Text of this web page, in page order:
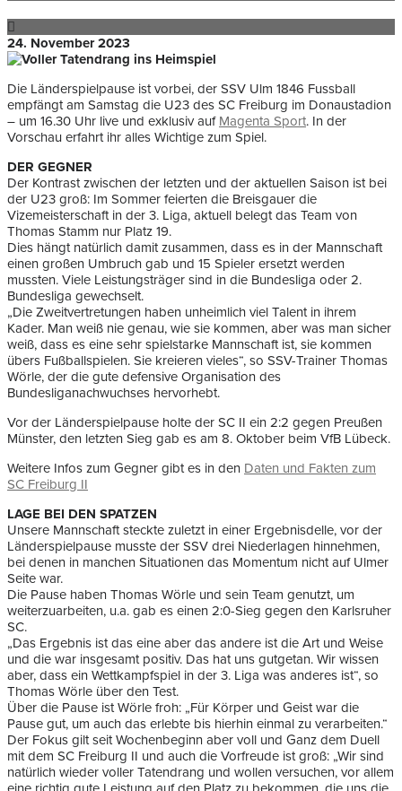
24. November 2023
Die Länderspielpause ist vorbei, der SSV Ulm 1846 Fussball
empfängt am Samstag die U23 des SC Freiburg im Donaustadion
– um 16.30 Uhr live und exklusiv auf Magenta Sport. In der
Vorschau erfahrt ihr alles Wichtige zum Spiel.
DER GEGNER
Der Kontrast zwischen der letzten und der aktuellen Saison ist bei
der U23 groß: Im Sommer feierten die Breisgauer die
Vizemeisterschaft in der 3. Liga, aktuell belegt das Team von
Thomas Stamm nur Platz 19.
Dies hängt natürlich damit zusammen, dass es in der Mannschaft
einen großen Umbruch gab und 15 Spieler ersetzt werden
mussten. Viele Leistungsträger sind in die Bundesliga oder 2.
Bundesliga gewechselt.
„Die Zweitvertretungen haben unheimlich viel Talent in ihrem
Kader. Man weiß nie genau, wie sie kommen, aber was man sicher
weiß, dass es eine sehr spielstarke Mannschaft ist, sie kommen
übers Fußballspielen. Sie kreieren vieles“, so SSV-Trainer Thomas
Wörle, der die gute defensive Organisation des
Bundesliganachwuchses hervorhebt.
Vor der Länderspielpause holte der SC II ein 2:2 gegen Preußen
Münster, den letzten Sieg gab es am 8. Oktober beim VfB Lübeck.
Weitere Infos zum Gegner gibt es in den Daten und Fakten zum
SC Freiburg II
LAGE BEI DEN SPATZEN
Unsere Mannschaft steckte zuletzt in einer Ergebnisdelle, vor der
Länderspielpause musste der SSV drei Niederlagen hinnehmen,
bei denen in manchen Situationen das Momentum nicht auf Ulmer
Seite war.
Die Pause haben Thomas Wörle und sein Team genutzt, um
weiterzuarbeiten, u.a. gab es einen 2:0-Sieg gegen den Karlsruher
SC.
„Das Ergebnis ist das eine aber das andere ist die Art und Weise
und die war insgesamt positiv. Das hat uns gutgetan. Wir wissen
aber, dass ein Wettkampfspiel in der 3. Liga was anderes ist“, so
Thomas Wörle über den Test.
Über die Pause ist Wörle froh: „Für Körper und Geist war die
Pause gut, um auch das erlebte bis hierhin einmal zu verarbeiten.“
Der Fokus gilt seit Wochenbeginn aber voll und Ganz dem Duell
mit dem SC Freiburg II und auch die Vorfreude ist groß: „Wir sind
natürlich wieder voller Tatendrang und wollen versuchen, vor allem